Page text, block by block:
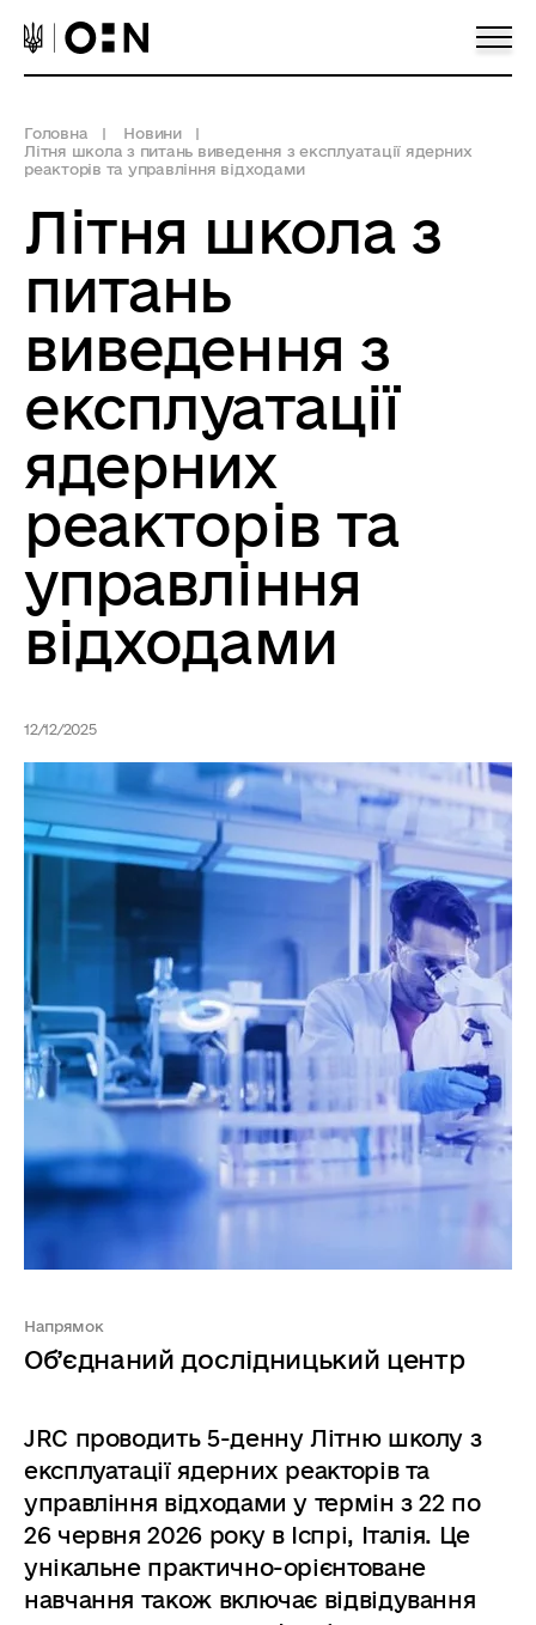
Головна
Новини
Літня школа з питань виведення з експлуатації ядерних
реакторів та управління відходами
Літня школа з
питань
виведення з
експлуатації
ядерних
реакторів та
управління
відходами
12/12/2025
Напрямок
Об’єднаний дослідницький центр
JRC проводить 5-денну Літню школу з
експлуатації ядерних реакторів та
управління відходами у термін з 22 по
26 червня 2026 року в Іспрі, Італія. Це
унікальне практично-орієнтоване
навчання також включає відвідування